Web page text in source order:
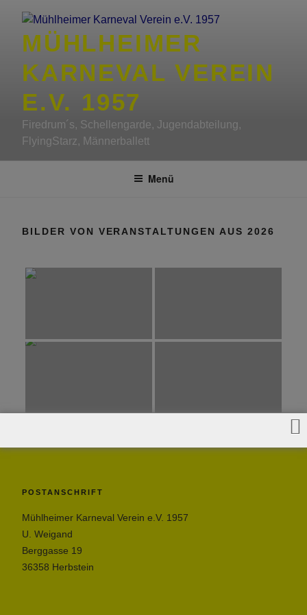
Inhalt
springenMÜHLHEIMER
KARNEVAL VEREIN
E.V. 1957
Firedrum´s, Schellengarde, Jugendabteilung,
FlyingStarz, Männerballett
Menü
BILDER VON VERANSTALTUNGEN AUS 2026
POSTANSCHRIFT
Mühlheimer Karneval Verein e.V. 1957
U. Weigand
Berggasse 19
36358 Herbstein